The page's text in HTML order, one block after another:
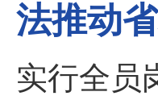
法推动
实行全员